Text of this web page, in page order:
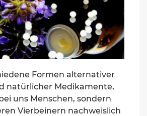
Formen alternativer
natürlicher Medikamente,
uns Menschen, sondern
Vierbeinern nachweislich